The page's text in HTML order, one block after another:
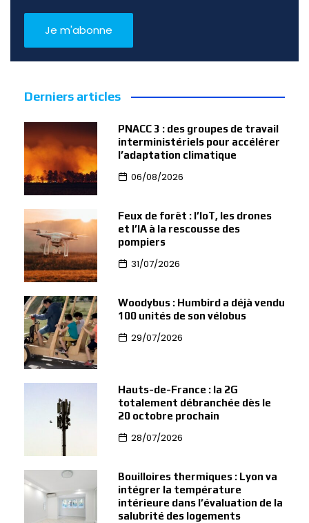
Derniers articles
PNACC 3 : des groupes de travail
interministériels pour accélérer
l’adaptation climatique
06/08/2026
Feux de forêt : l’IoT, les drones
et l’IA à la rescousse des
pompiers
31/07/2026
Woodybus : Humbird a déjà vendu
100 unités de son vélobus
29/07/2026
Hauts-de-France : la 2G
totalement débranchée dès le
20 octobre prochain
28/07/2026
Bouilloires thermiques : Lyon va
intégrer la température
intérieure dans l’évaluation de la
salubrité des logements